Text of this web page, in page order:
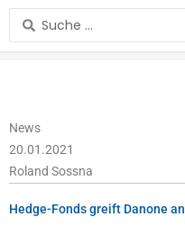
Search
...
News
20.01.2021
Roland Sossna
Hedge-Fonds greift Danone an